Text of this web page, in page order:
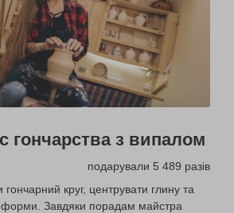
гончарства з випалом
подарували 5 489 разів
круг, центрувати глину та
форми. Завдяки порадам майстра